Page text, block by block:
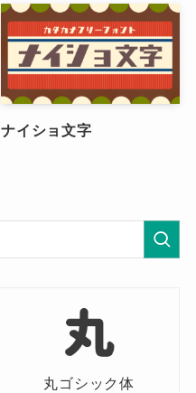
ナイショ文字
丸ゴシック体